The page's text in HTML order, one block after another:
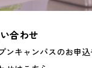
合わせ
ンキャンパスのお申